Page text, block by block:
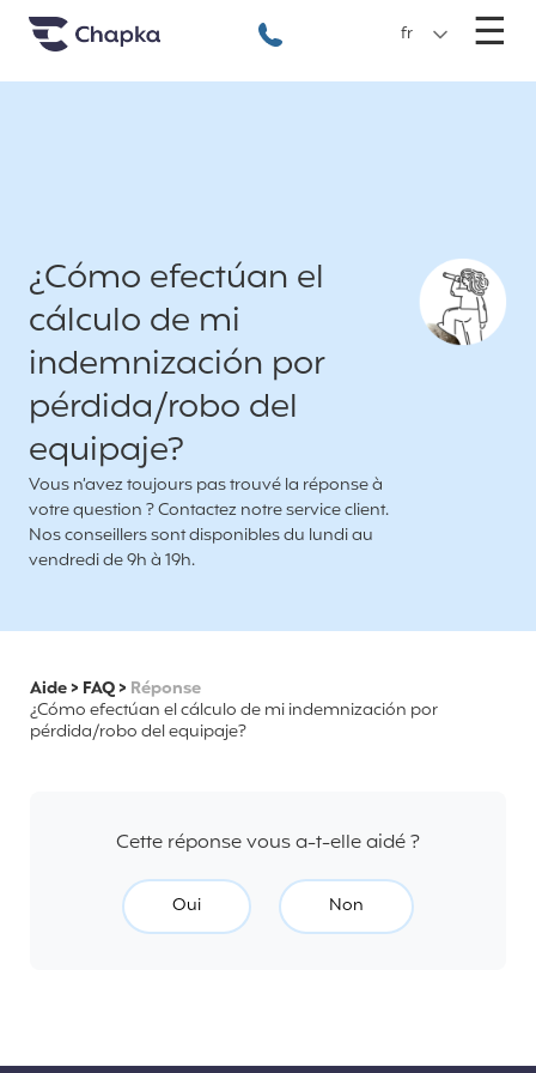
Chapka Assurances Voyages
+33 1 74 85 50 50
fr ☰
¿Cómo efectúan el
cálculo de mi
indemnización por
pérdida/robo del
equipaje?
Vous n’avez toujours pas trouvé la réponse à
votre question ? Contactez notre service client.
Nos conseillers sont disponibles du lundi au
vendredi de 9h à 19h.
Aide> FAQ> Réponse
¿Cómo efectúan el cálculo de mi indemnización por
pérdida/robo del equipaje?
Cette réponse vous a-t-elle aidé ?
Oui Non